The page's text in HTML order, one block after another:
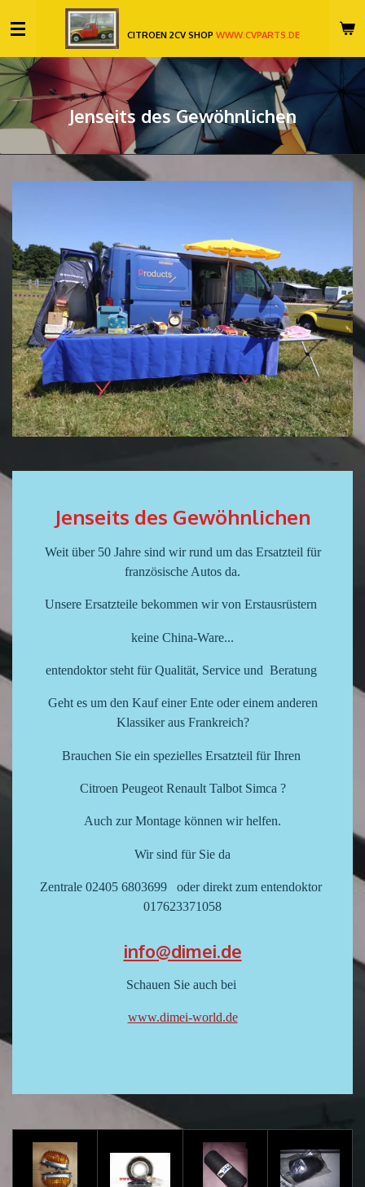
Hauptinhalt
springen
CITROEN 2CV SHOPWWW.CVPARTS.DE
Jenseits des Gewöhnlichen
Jenseits des Gewöhnlichen
Weit über 50 Jahre sind wir rund um das Ersatzteil für
französische Autos da.
Unsere Ersatzteile bekommen wir von Erstausrüstern
keine China-Ware...
entendoktor steht für Qualität, Service und Beratung
Geht es um den Kauf einer Ente oder einem anderen
Klassiker aus Frankreich?
Brauchen Sie ein spezielles Ersatzteil für Ihren
Citroen Peugeot Renault Talbot Simca ?
Auch zur Montage können wir helfen.
Wir sind für Sie da
Zentrale 02405 6803699 oder direkt zum entendoktor
017623371058
info@dimei.de
Schauen Sie auch bei
www.dimei-world.de